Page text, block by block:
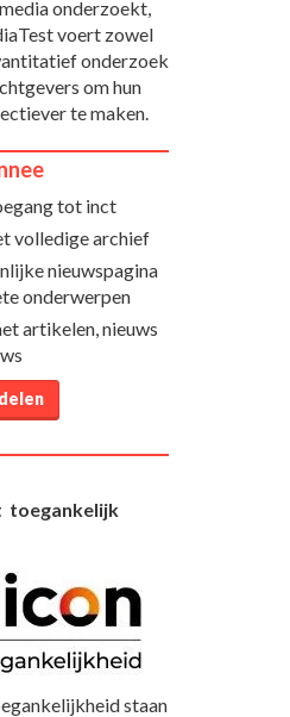
onderzoekt,
voert zowel
onderzoek
om hun
te maken.
tot inct
volledige archief
nieuwspagina
onderwerpen
artikelen, nieuws
toegankelijk
staan